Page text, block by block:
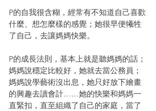
P的自我很含糊，經常有不知道自己喜歡
什麼、想怎麼樣的感覺；她很早便犧牲
了自己，去讓媽媽快樂。
P的成長法則，基本上就是聽媽媽的話；
媽媽說穩定比較好，她就去當公務員；
媽媽說學藝術沒出息，她只好放下繪畫
的興趣去讀會計……她的快樂和媽媽一
直緊扣，直至組織了自己的家庭，當了